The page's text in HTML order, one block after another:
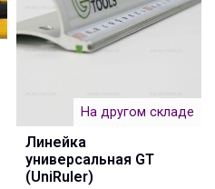
На другом складе
Линейка
универсальная GT
(UniRuler)